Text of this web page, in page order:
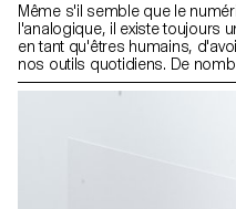
Même s'il semble que le
l'analogique, il existe toujours
en tant qu'êtres humains,
nos outils quotidiens. De
routine de dessin et
encore un rôle important